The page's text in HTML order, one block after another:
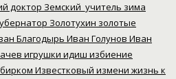
доктор Земский_учитель зима
Золотухин золотые
Благодырь Иван Голунов Иван
игрушки идиш избиение
Известковый измени жизнь к